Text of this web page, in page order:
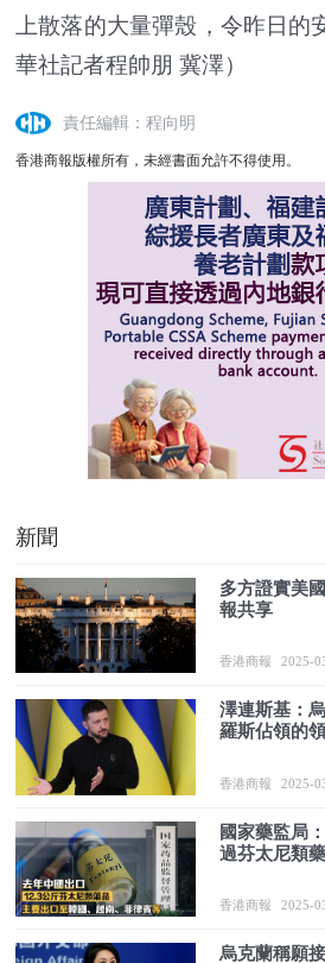
上散落的大量彈殼，令昨日的
華社記者程帥朋 冀澤）
責任編輯：程向明
香港商報版權所有，未經書面允許不得使用。
新聞
多方證實美
報共享
香港商報 2025-
澤連斯基：
羅斯佔領的
香港商報 2025-
國家藥監局
過芬太尼類
香港商報 2025-
烏克蘭稱願